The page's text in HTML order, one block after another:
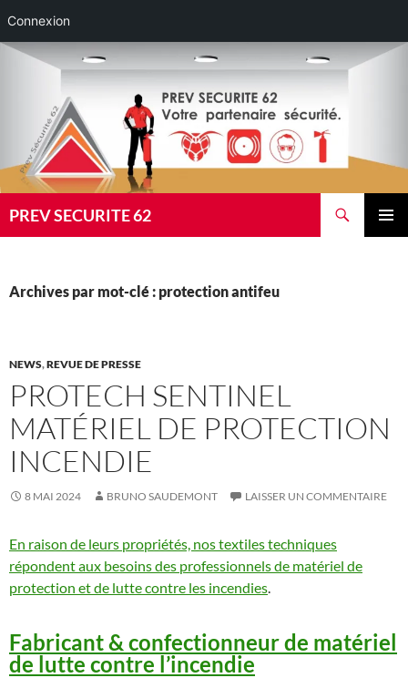
Connexion
Aller
PREV SECURITE 62
Archives par mot-clé : protection antifeu
NEWS,REVUE DE PRESSE
PROTECH SENTINEL
MATÉRIEL DE PROTECTION
INCENDIE
8 MAI 2024 BRUNO SAUDEMONT LAISSER UN COMMENTAIRE
En raison de leurs propriétés, nos textiles techniques
répondent aux besoins des professionnels de matériel de
protection et de lutte contre les incendies
Fabricant & confectionneur de matériel
de lutte contre l’incendie